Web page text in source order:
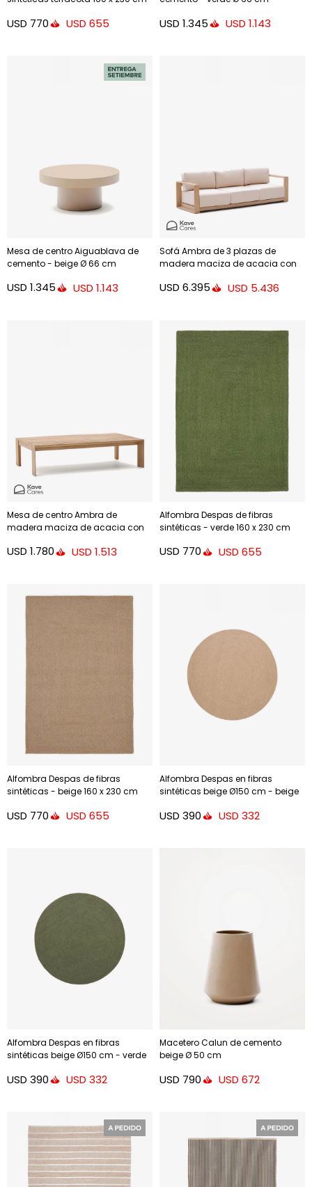
USD 770 USD 655 USD 1.345 USD 1.143
Mesa de centro Aiguablava de
cemento - beige Ø 66 cm
USD 1.345 USD 1.143
Sofá Ambra de 3 plazas de
madera maciza de acacia con
USD 6.395 USD 5.436
Mesa de centro Ambra de
madera maciza de acacia con
100%
USD 1.780 USD 1.513
Alfombra Despas de fibras
sintéticas - verde 160 x 230 cm
USD 770 USD 655
Alfombra Despas de fibras
sintéticas - beige 160 x 230 cm
USD 770 USD 655
Alfombra Despas en fibras
sintéticas beige Ø150 cm - beige
USD 390 USD 332
Alfombra Despas en fibras
sintéticas beige Ø150 cm - verde
USD 390 USD 332
Macetero Calun de cemento
beige Ø 50 cm
USD 790 USD 672